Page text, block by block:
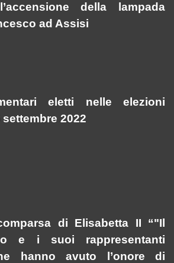
della lampada
ad Assisi
eletti nelle elezioni
2022
di Elisabetta II “"Il
e i suoi rappresentanti
hanno avuto l’onore di